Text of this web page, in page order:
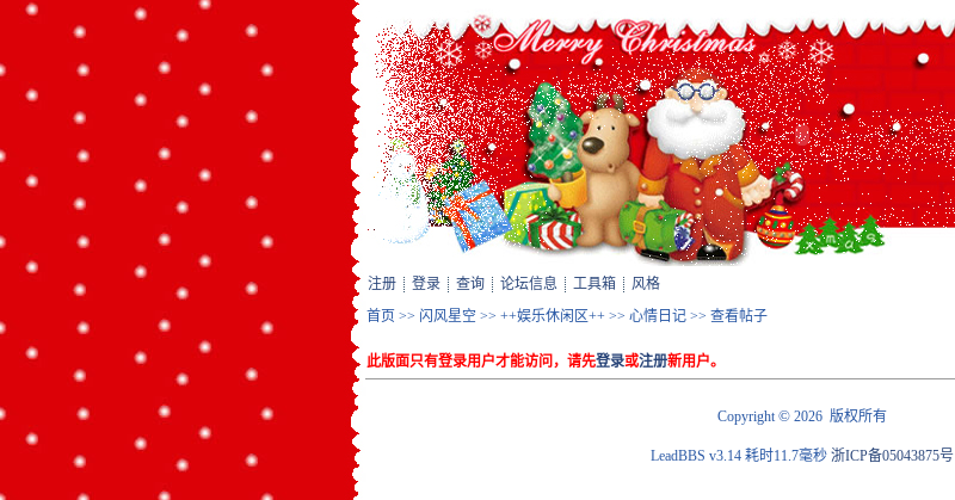
注册 登录 查询 论坛信息 工具箱
风格
首页 >> 闪风星空 >> ++娱乐休闲区++ >> 心情日记 >> 查看帖子
此版面只有登录用户才能访问，请先登录或注册新用户。
Copyright© 2026 版权所有
LeadBBS v3.14 耗时11.7毫秒 浙ICP备05043875号